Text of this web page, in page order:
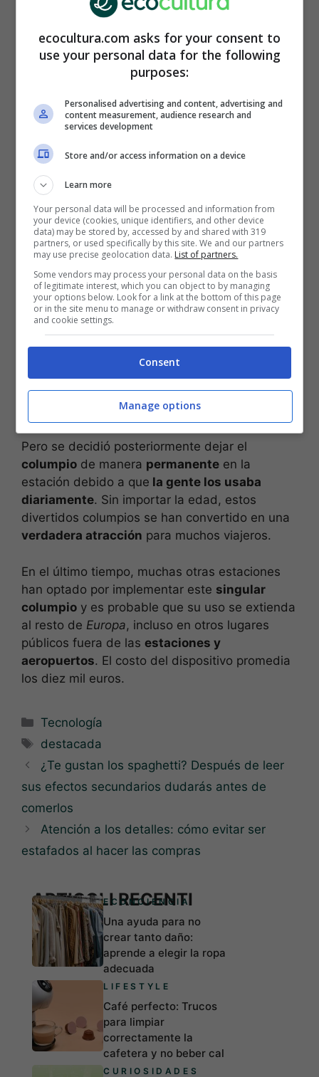
conectar el smartphone al enchufe y el mismo
para recargarlo de manera completamente
gratuita.
estaciones de tren, permitiendo a los viajeros
pasar el rato de una forma
Cuando la batería esté totalmente cargada, un
interruptor se encargará de avisarte. La primera
estación en la que fue probado fue la de
, ubicada a unos 50 km de Ámsterdam
Inicialmente, la propuesta debía terminar tras
una semana de pruebas.
Pero se decidió posteriormente dejar el
columpio de manera permanente en la
estación debido a que la gente los usaba
diariamente. Sin importar la edad, estos
divertidos columpios se han convertido en una
verdadera atracción para muchos viajeros.
En el último tiempo, muchas otras estaciones
han optado por implementar este singular
columpio y es probable que su uso se extienda
al resto de Europa, incluso en otros lugares
públicos fuera de las estaciones y
aeropuertos. El costo del dispositivo promedia
los diez mil euros.
Categorías
Tecnología
Etiquetas
destacada
¿Te gustan los spaghetti? Después de leer
sus efectos secundarios dudarás antes de
comerlos
Atención a los detalles: cómo evitar ser
estafados al hacer las compras
ARTICOLI RECENTI
ECONCIENCIA
Una ayuda para no
crear tanto daño:
aprende a elegir la ropa
adecuada
LIFESTYLE
Café perfecto: Trucos
para limpiar
correctamente la
cafetera y no beber cal
CURIOSIDADES
ecocultura.com asks for your consent to
use your personal data for the following
purposes:
Personalised advertising and content, advertising and
content measurement, audience research and
services development
Store and/or access information on a device
Learn more
Your personal data will be processed and information from
your device (cookies, unique identifiers, and other device
data) may be stored by, accessed by and shared with 319
partners, or used specifically by this site. We and our partners
may use precise geolocation data. List of partners.
Some vendors may process your personal data on the basis
of legitimate interest, which you can object to by managing
your options below. Look for a link at the bottom of this page
or in the site menu to manage or withdraw consent in privacy
and cookie settings.
Consent
Manage options